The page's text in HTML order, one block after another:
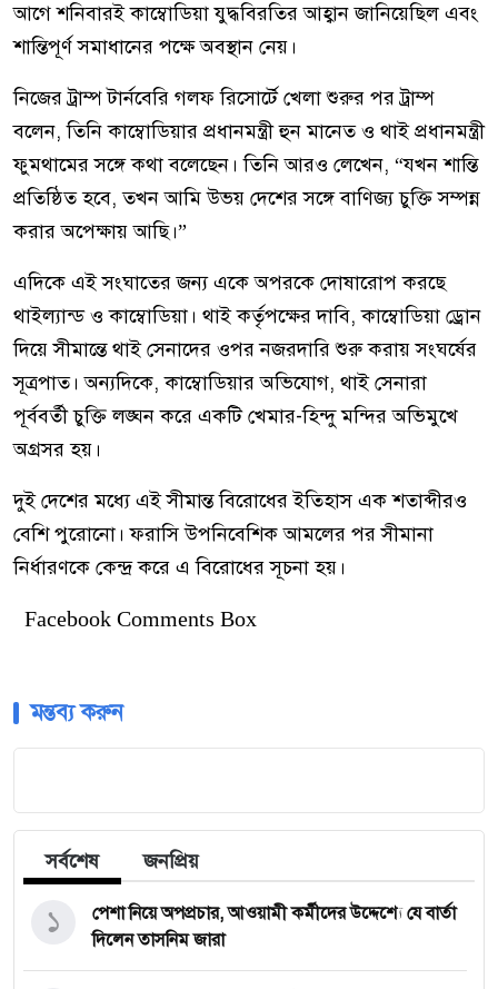
আগে শনিবারই কাম্বোডিয়া যুদ্ধবিরতির আহ্বান জানিয়েছিল এবং
শান্তিপূর্ণ সমাধানের পক্ষে অবস্থান নেয়।
নিজের ট্রাম্প টার্নবেরি গলফ রিসোর্টে খেলা শুরুর পর ট্রাম্প
বলেন, তিনি কাম্বোডিয়ার প্রধানমন্ত্রী হুন মানেত ও থাই প্রধানমন্ত্রী
ফুমথামের সঙ্গে কথা বলেছেন। তিনি আরও লেখেন, “যখন শান্তি
প্রতিষ্ঠিত হবে, তখন আমি উভয় দেশের সঙ্গে বাণিজ্য চুক্তি সম্পন্ন
করার অপেক্ষায় আছি।”
এদিকে এই সংঘাতের জন্য একে অপরকে দোষারোপ করছে
থাইল্যান্ড ও কাম্বোডিয়া। থাই কর্তৃপক্ষের দাবি, কাম্বোডিয়া ড্রোন
দিয়ে সীমান্তে থাই সেনাদের ওপর নজরদারি শুরু করায় সংঘর্ষের
সূত্রপাত। অন্যদিকে, কাম্বোডিয়ার অভিযোগ, থাই সেনারা
পূর্ববর্তী চুক্তি লঙ্ঘন করে একটি খেমার-হিন্দু মন্দির অভিমুখে
অগ্রসর হয়।
দুই দেশের মধ্যে এই সীমান্ত বিরোধের ইতিহাস এক শতাব্দীরও
বেশি পুরোনো। ফরাসি উপনিবেশিক আমলের পর সীমানা
নির্ধারণকে কেন্দ্র করে এ বিরোধের সূচনা হয়।
Facebook Comments Box
মন্তব্য করুন
সর্বশেষ জনপ্রিয়
পেশা নিয়ে অপপ্রচার, আওয়ামী কর্মীদের উদ্দেশ্যে যে বার্তা
দিলেন তাসনিম জারা
১